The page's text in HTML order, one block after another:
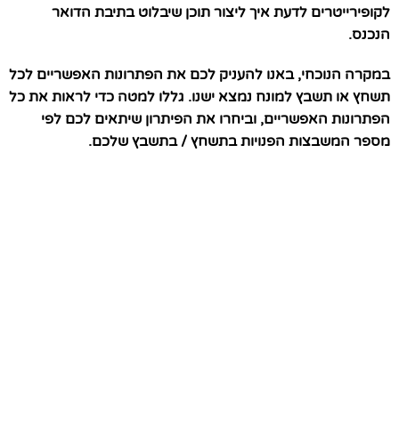
לקופירייטרים לדעת איך ליצור תוכן שיבלוט בתיבת הדואר
הנכנס.
במקרה הנוכחי, באנו להעניק לכם את הפתרונות האפשריים לכל
תשחץ או תשבץ למונח נמצא ישנו. גללו למטה כדי לראות את כל
הפתרונות האפשריים, וביחרו את הפיתרון שיתאים לכם לפי
מספר המשבצות הפנויות בתשחץ / בתשבץ שלכם.